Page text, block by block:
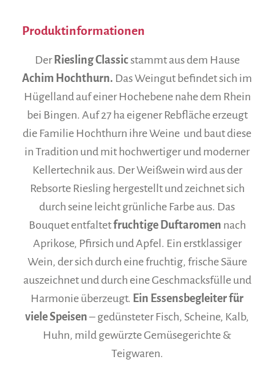
Produktinformationen
Der Riesling Classicstammt aus dem Hause
Achim Hochthurn. Das Weingut befindet sich im
Hügelland auf einer Hochebene nahe dem Rhein
bei Bingen. Auf 27 ha eigener Rebfläche erzeugt
die Familie Hochthurn ihre Weine und baut diese
in Tradition und mit hochwertiger und moderner
Kellertechnik aus. Der Weißwein wird aus der
Rebsorte Riesling hergestellt und zeichnet sich
durch seine leicht grünliche Farbe aus. Das
Bouquet entfaltetfruchtige Duftaromen nach
Aprikose, Pfirsich und Apfel. Ein erstklassiger
Wein, der sich durch eine fruchtig, frische Säure
auszeichnet und durch eine Geschmacksfülle und
Harmonie überzeugt. Ein Essensbegleiter für
viele Speisen– gedünsteter Fisch, Scheine, Kalb,
Huhn, mild gewürzte Gemüsegerichte &
Teigwaren.